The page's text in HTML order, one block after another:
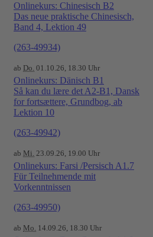
Onlinekurs: Chinesisch B2
Das neue praktische Chinesisch,
Band 4, Lektion 49
(263-49934)
ab Do. 01.10.26, 18.30 Uhr
Onlinekurs: Dänisch B1
Så kan du lære det A2-B1, Dansk
for fortsættere, Grundbog, ab
Lektion 10
(263-49942)
ab Mi. 23.09.26, 19.00 Uhr
Onlinekurs: Farsi /Persisch A1.7
Für Teilnehmende mit
Vorkenntnissen
(263-49950)
ab Mo. 14.09.26, 18.30 Uhr